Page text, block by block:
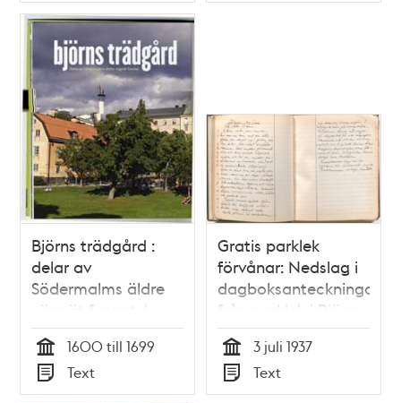
Björns trädgård :
delar av
Södermalms äldre
vägnät funnet /
text: Helena Fennö
Tid
1600 till 1699
Typ
Text
Gratis parklek
förvånar: Nedslag i
dagboksanteckningar
från parklek i Björns
trädgård sommaren
1937
Tid
3 juli 1937
Typ
Text